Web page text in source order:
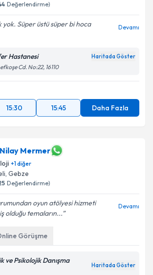
Değerlendirme)
yok. Süper üstü süper bi hoca
Devamı
Hastanesi Haritada Göster
Cd. No:22, 16110
15:30 15:45 Daha Fazla
Mermer
+1diğer
, Gebze
Değerlendirme)
oyun atölyesi hizmeti
olduğu temaların...
Devamı
Görüşme
ve Psikolojik Danışma
Haritada Göster